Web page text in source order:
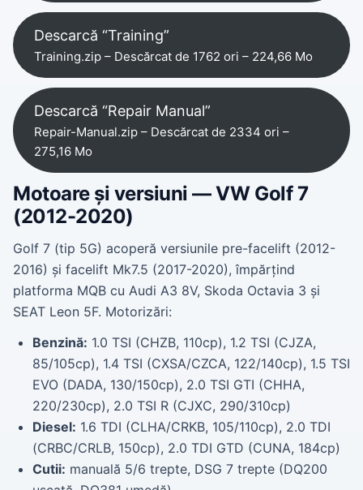
Descarcă “Training”
Training.zip – Descărcat de 1762 ori – 224,66 Mo
Descarcă “Repair Manual”
Repair-Manual.zip – Descărcat de 2334 ori –
275,16 Mo
Motoare și versiuni — VW Golf 7
(2012-2020)
Golf 7 (tip 5G) acoperă versiunile pre-facelift (2012-
2016) și facelift Mk7.5 (2017-2020), împărțind
platforma MQB cu Audi A3 8V, Skoda Octavia 3 și
SEAT Leon 5F. Motorizări:
Benzină: 1.0 TSI (CHZB, 110cp), 1.2 TSI (CJZA,
85/105cp), 1.4 TSI (CXSA/CZCA, 122/140cp), 1.5 TSI
EVO (DADA, 130/150cp), 2.0 TSI GTI (CHHA,
220/230cp), 2.0 TSI R (CJXC, 290/310cp)
Diesel: 1.6 TDI (CLHA/CRKB, 105/110cp), 2.0 TDI
(CRBC/CRLB, 150cp), 2.0 TDI GTD (CUNA, 184cp)
Cutii: manuală 5/6 trepte, DSG 7 trepte (DQ200